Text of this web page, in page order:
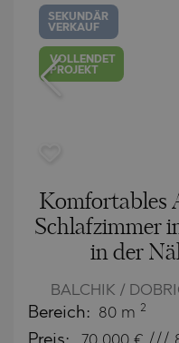
SEKUNDÄR
VERKAUF
VOLLENDET
PROJEKT
Komfortables
Schlafzimmer
in der
BALCHIK /
Bereich: 80 m 2